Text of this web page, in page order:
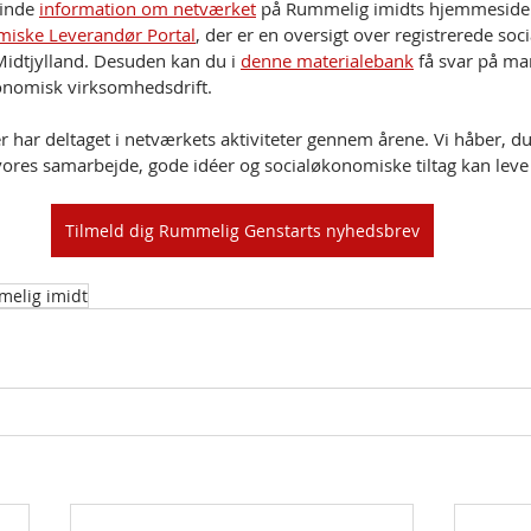
information om netværket på Rummelig imidts
Leverandør Portal, der er en oversigt over registrerede
Desuden kan du i denne materialebank få svar på
virksomhedsdrift.
har deltaget i netværkets aktiviteter gennem årene. Vi håber,
samarbejde, gode idéer og socialøkonomiske tiltag kan
Tilmeld dig Rummelig Genstarts nyhedsbrev
imidt